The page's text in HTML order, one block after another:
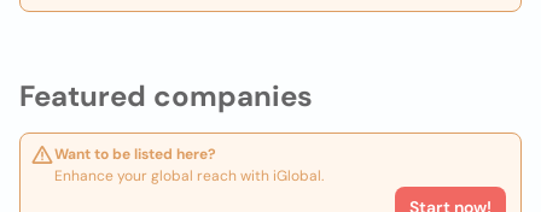
Featured companies
Want to be listed here?
Enhance your global reach with iGlobal.
Start now!